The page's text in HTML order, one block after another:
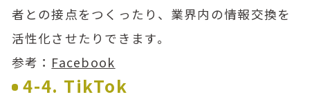
者との接点をつくったり、業界内の情報交換を
活性化させたりできます。
参考： Facebook
4-4. TikTok